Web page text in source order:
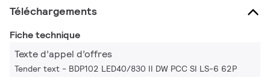
Téléchargements
Fiche technique
Texte d’appel d’offres
Tender text - BDP102 LED40/830 II DW PCC SI LS-6 62P